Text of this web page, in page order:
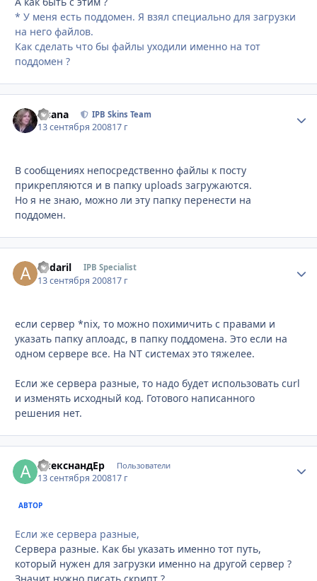
* У меня есть поддомен. Я взял специально для загрузки
на него файлов.
Как сделать что бы файлы уходили именно на тот
поддомен ?
Fisana IPB Skins Team
13 сентября 200817 г
В сообщениях непосредственно файлы к посту
прикрепляются и в папку uploads загружаются.
Но я не знаю, можно ли эту папку перенести на
поддомен.
andaril IPB Specialist
13 сентября 200817 г
если сервер *nix, то можно похимичить с правами и
указать папку аплоадс, в папку поддомена. Это если на
одном сервере все. На NT системах это тяжелее.
Если же сервера разные, то надо будет использовать curl
и изменять исходный код. Готового написанного
решения нет.
АлекснандЕр Пользователи
13 сентября 200817 г
АВТОР
Если же сервера разные,
Сервера разные. Как бы указать именно тот путь,
который нужен для загрузки именно на другой сервер ?